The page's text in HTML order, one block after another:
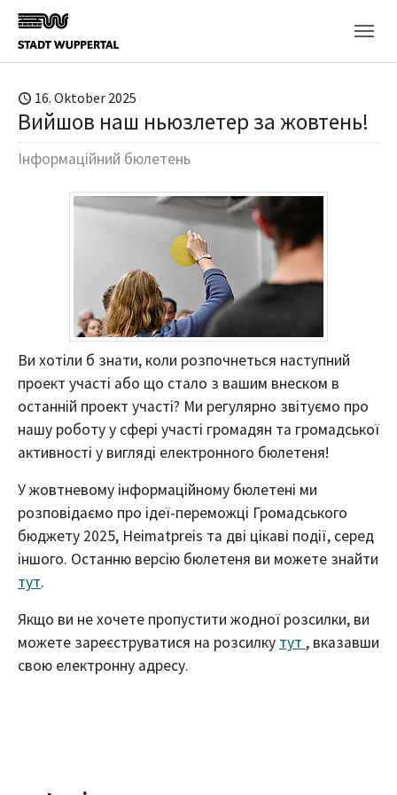
Skip to main content
16. Oktober 2025
Вийшов наш ньюзлетер за жовтень!
Інформаційний бюлетень
Ви хотіли б знати, коли розпочнеться наступний
проект участі або що стало з вашим внеском в
останній проект участі? Ми регулярно звітуємо про
нашу роботу у сфері участі громадян та громадської
активності у вигляді електронного бюлетеня!
У жовтневому інформаційному бюлетені ми
розповідаємо про ідеї-переможці Громадського
бюджету 2025, Heimatpreis та дві цікаві події, серед
іншого. Останню версію бюлетеня ви можете знайти
тут.
Якщо ви не хочете пропустити жодної розсилки, ви
можете зареєструватися на розсилку тут , вказавши
свою електронну адресу.